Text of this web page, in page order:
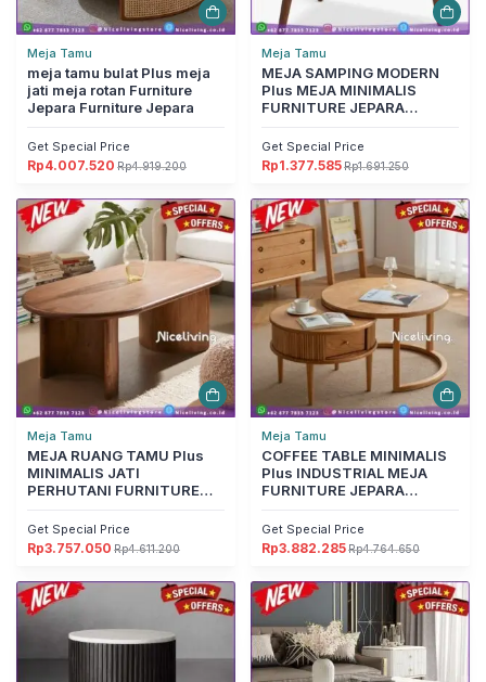
Meja Tamu
meja tamu bulat Plus meja
jati meja rotan Furniture
Jepara Furniture Jepara
Get Special Price
Rp4.919.200
Harga
adalah:
Rp4.919.200.
Rp4.007.520
Harga
ini
adalah:
Rp4.007.520.
Meja Tamu
MEJA SAMPING MODERN
Plus MEJA MINIMALIS
FURNITURE JEPARA
Get Special Price
Rp1.691.250
Harga
adalah:
Rp1.691.250.
Rp1.377.585
Harga
ini
adalah:
Rp1.377.585.
Meja Tamu
MEJA RUANG TAMU Plus
MINIMALIS JATI
PERHUTANI FURNITURE
Get Special Price
Rp4.611.200
Harga
adalah:
Rp4.611.200.
Rp3.757.050
Harga
ini
adalah:
Rp3.757.050.
Meja Tamu
COFFEE TABLE MINIMALIS
Plus INDUSTRIAL MEJA
FURNITURE JEPARA
Get Special Price
Rp4.764.650
Harga
adalah:
Rp4.764.650.
Rp3.882.285
Harga
ini
adalah:
Rp3.882.285.